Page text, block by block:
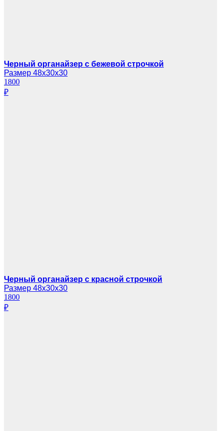
Черный органайзер с бежевой строчкой
Размер 48х30х30
1800
₽
Черный органайзер с красной строчкой
Размер 48х30х30
1800
₽